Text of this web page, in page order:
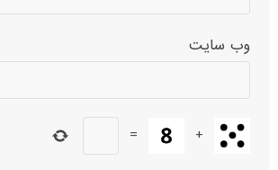
وب‌ سایت
+
=